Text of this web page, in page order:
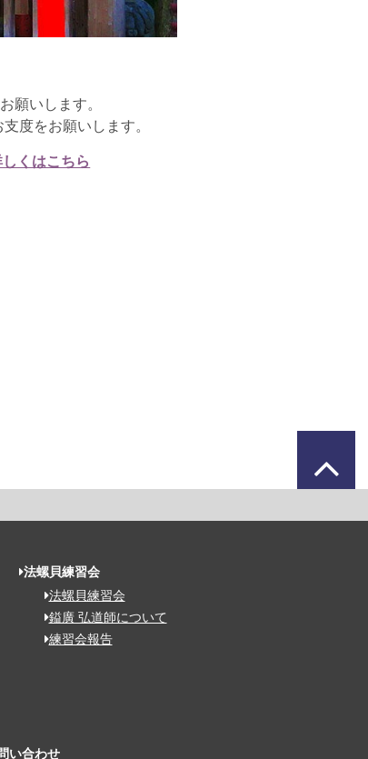
願いします。
度をお願いします。
くはこちら
法螺貝練習会
法螺貝練習会
鎰廣 弘道師について
練習会報告
い合わせ